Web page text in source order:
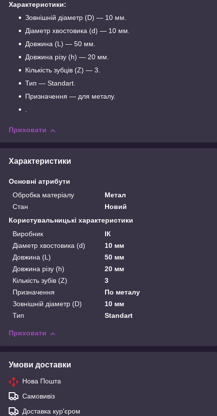
Характеристики:
Зовнішній діаметр (D) — 10 мм.
Діаметр хвостовика (d) — 10 мм.
Довжина (L) — 50 мм.
Довжина різу (h) — 20 мм.
Кількість зубців (Z) — 3.
Тип — Standart.
Призначення — для металу.
.
Приховати
Характеристики
Основні атрибути
Обробка матеріалу
Метал
Стан
Новий
Користувальницькі характеристики
Виробник
ІК
Діаметр хвостовика (d)
10 мм
Довжина (L)
50 мм
Довжина різу (h)
20 мм
Кількість зубів (Z)
3
Призначення
По металу
Зовнішній діаметр (D)
10 мм
Тип
Standart
Приховати
Умови доставки
Нова Пошта
Самовивіз
Доставка кур'єром